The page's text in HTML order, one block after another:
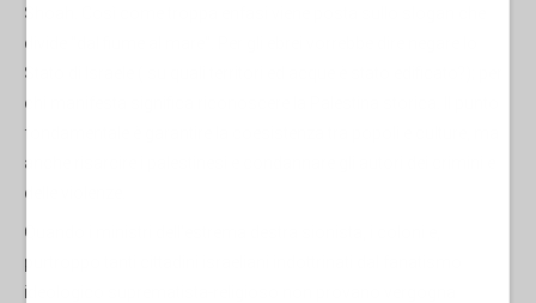
Shoah. Così come troppa enfasi viene posta sullo slogan che
divide "dal fiume al mare". Per gli ebrei vorrebbe dire negare lo
Stato di Israele ( su quali territori ed acque è stato edificato?); per
chi manifesta significa riconoscere la Palestina storica. Il punto
fondamentale è garantire la coesistenza tra popoli e culture, ma
anche risarcire i palestinesi e condannare gli autori dei crimini e
delle violenze.
Quando i ministri dell'estrema destra sionista, i coloni e,
purtroppo tanti cittadini israeliani indottrinati dal fanatismo
ideologico suprematista-religioso non provano vergogna